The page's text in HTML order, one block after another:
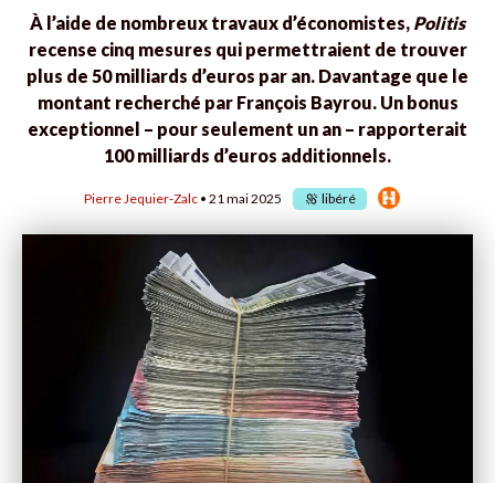
À l’aide de nombreux travaux d’économistes, Politis
recense cinq mesures qui permettraient de trouver
plus de 50 milliards d’euros par an. Davantage que le
montant recherché par François Bayrou. Un bonus
exceptionnel – pour seulement un an – rapporterait
100 milliards d’euros additionnels.
Pierre Jequier-Zalc • 21 mai 2025 libéré